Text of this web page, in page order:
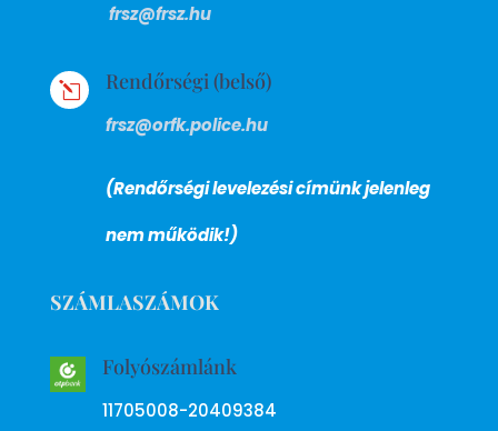
frsz@frsz.hu
l Rendőrségi (belső)
frsz@orfk.police.hu
(Rendőrségi levelezési címünk jelenleg
nem működik!)
SZÁMLASZÁMOK
Folyószámlánk
11705008-20409384